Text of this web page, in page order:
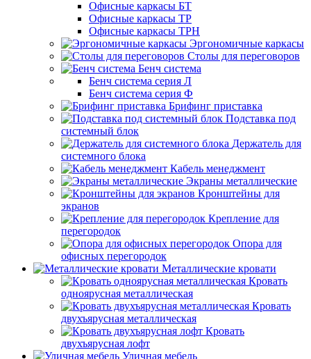
Офисные каркасы БТ
Офисные каркасы ТР
Офисные каркасы ТРН
Эргономичные каркасы
Столы для переговоров
Бенч система
Бенч система серия Л
Бенч система серия Ф
Брифинг приставка
Подставка под
системный блок
Держатель для
системного блока
Кабель менеджмент
Экраны металлические
Кронштейны для
экранов
Крепление для
перегородок
Опора для
офисных перегородок
Металлические кровати
Кровать
одноярусная металлическая
Кровать
двухъярусная металлическая
Кровать
двухъярусная лофт
Уличная мебель